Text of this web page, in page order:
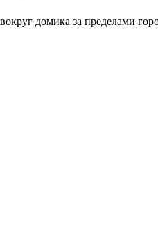
домика за пределами